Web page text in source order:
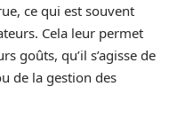
ce qui est souvent
Cela leur permet
goûts, qu’il s’agisse de
de la gestion des